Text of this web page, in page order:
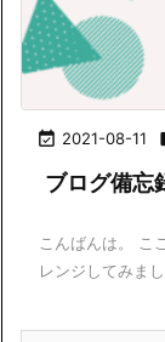
 2021-08-11
ブログ備
こんばんは。 こ
レンジしてみま